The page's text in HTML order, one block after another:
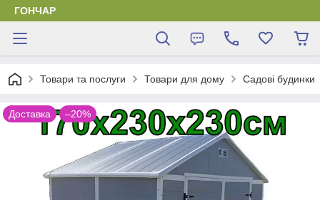
ГОНЧАР
Товари та послуги Товари для дому Садові будинки
Доставка –20%